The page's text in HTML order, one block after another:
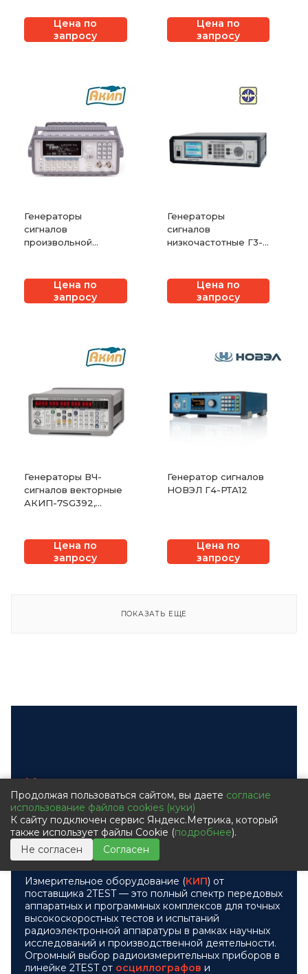
Цена по
запросу
Цена по
запросу
Генераторы
сигналов
произвольной
Цена по
запросу
Генераторы
сигналов
низкочастотные Г3-
Цена по
запросу
Генераторы ВЧ-
сигналов векторные
АКИП-7SG392,
Цена по
запросу
Генератор сигналов
НОВЭЛ Г4-РТА12
Цена по
запросу
ПОКАЗАТЬ ЕЩЕ
Контрольно-измерительные
приборы для комплексного
тестирования
радиоэлектроники
Измерительное оборудование (КИП) от
поставщика 2TEST — это полный спектр передовых
аппаратных и программных комплексов для точных
высокоскоростных тестов и испытаний
радиоэлектронной аппаратуры в рамках научных
исследований и производственной деятельности.
Огромный выбор радиоизмерительных приборов в
линейке 2TEST от осциллографов и
Продолжая пользоваться сайтом, вы даете согласие
использование файлов cookies (куки)
К сайту подключен сервис Яндекс.Метрика, который
также использует файлы Cookie (подробнее).
Не согласен
Согласен